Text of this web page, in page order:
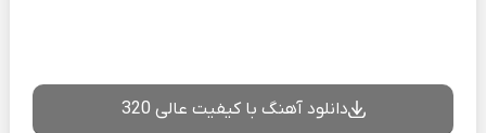
دانلود آهنگ با کیفیت عالی 320